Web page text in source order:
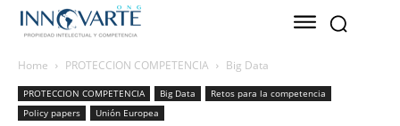
Home PROTECCION COMPETENCIA Big Data
PROTECCION COMPETENCIA Big Data
Retos para la competencia
Policy papers
Unión Europea